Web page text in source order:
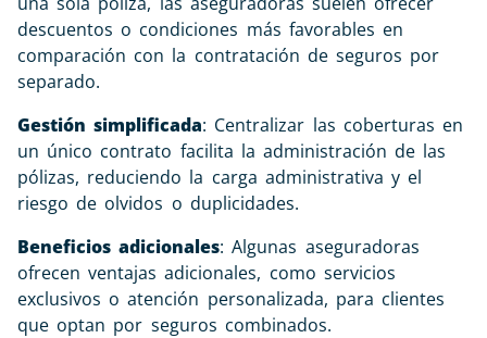
descuentos o condiciones más favorables en
comparación con la contratación de seguros por
separado.
Gestión simplificada: Centralizar las coberturas en
un único contrato facilita la administración de las
pólizas, reduciendo la carga administrativa y el
riesgo de olvidos o duplicidades.
Beneficios adicionales: Algunas aseguradoras
ofrecen ventajas adicionales, como servicios
exclusivos o atención personalizada, para clientes
que optan por seguros combinados.